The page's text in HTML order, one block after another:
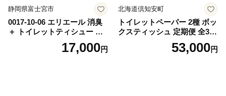
静岡県富士宮市
0017-10-06 エリエール 消臭
＋ トイレットティシュー し
っかり香るフレッシュクリア
の香り ダブル 12ロール×6パ
17,000円
北海道倶知安町
トイレットペーパー 2種 ボッ
クスティッシュ 定期便 全3
回 日本製 まとめ買い 防災
常備品 日用雑貨 消耗品 生活
53,000円